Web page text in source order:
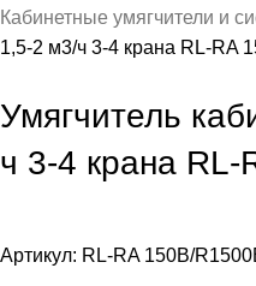
Кабинетные умягчители и
1,5-2 м3/ч 3-4 крана RL-RA
Умягчитель
ч 3-4 крана RL-
Артикул: RL-RA 150B/